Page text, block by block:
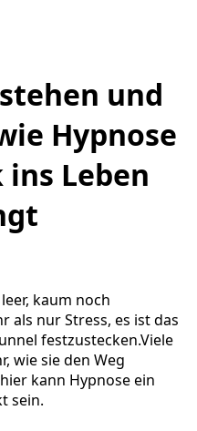
und
Hypnose
Leben
kaum noch
als nur Stress, es ist das
festzustecken.Viele
wie sie den Weg
kann Hypnose ein
sein.